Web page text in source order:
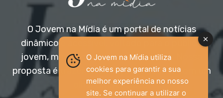
O Jovem na Mídia é um portal de notícias
dinâmico e acessível, voltado para o público
jovem, mas aberto a todas as idades. Nossa
proposta é trazer informação relevante com um
olhar diferenciado.
O Jovem na Mídia utiliza
cookies para garantir a sua
melhor experiência no nosso
site. Se continuar a utilizar o